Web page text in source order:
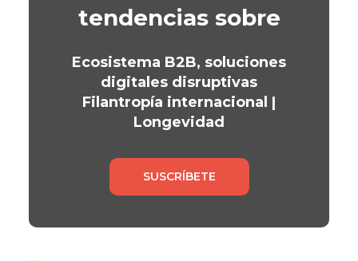
tendencias sobre
Ecosistema B2B, soluciones
digitales disruptivas
Filantropía internacional |
Longevidad
SUSCRÍBETE